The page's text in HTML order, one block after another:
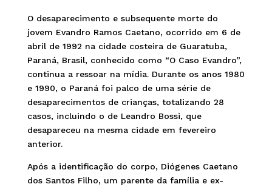
O desaparecimento e subsequente morte do
jovem Evandro Ramos Caetano, ocorrido em 6 de
abril de 1992 na cidade costeira de Guaratuba,
Paraná, Brasil, conhecido como “O Caso Evandro”,
continua a ressoar na mídia. Durante os anos 1980
e 1990, o Paraná foi palco de uma série de
desaparecimentos de crianças, totalizando 28
casos, incluindo o de Leandro Bossi, que
desapareceu na mesma cidade em fevereiro
anterior.
Após a identificação do corpo, Diógenes Caetano
dos Santos Filho, um parente da família e ex-